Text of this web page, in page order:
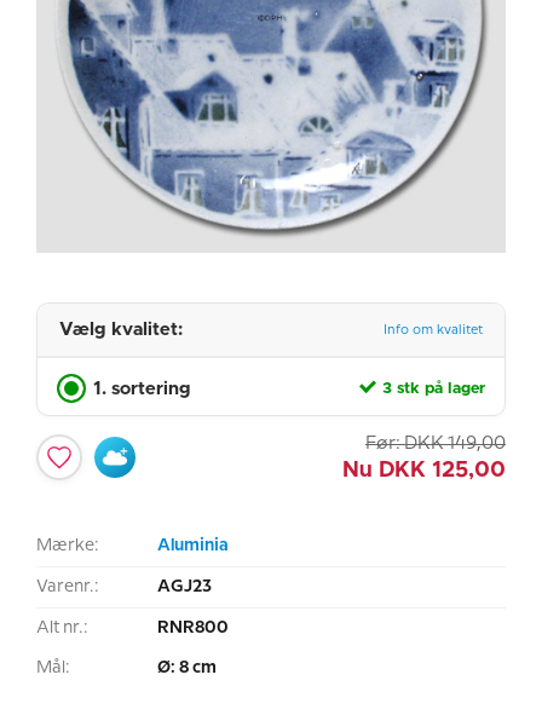
Vælg kvalitet: Info om kvalitet
1. sortering 3 stk på lager
Før: DKK 149,00
Nu DKK 125,00
Mærke: Aluminia
Varenr.: AGJ23
Alt nr.: RNR800
Mål: Ø: 8 cm